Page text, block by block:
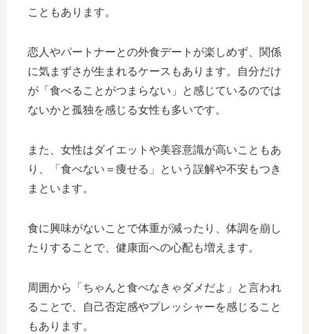
こともあります。
恋人やパートナーとの外食デートが楽しめず、関係
に気まずさが生まれるケースもあります。自分だけ
が「食べることがつまらない」と感じているのでは
ないかと孤独を感じる女性も多いです。
また、女性はダイエットや美容意識が高いこともあ
り、「食べない＝痩せる」という誤解や不安もつき
まといます。
食に興味がないことで体重が減ったり、体調を崩し
たりすることで、健康面への心配も増えます。
周囲から「ちゃんと食べなきゃダメだよ」と言われ
ることで、自己否定感やプレッシャーを感じること
もあります。